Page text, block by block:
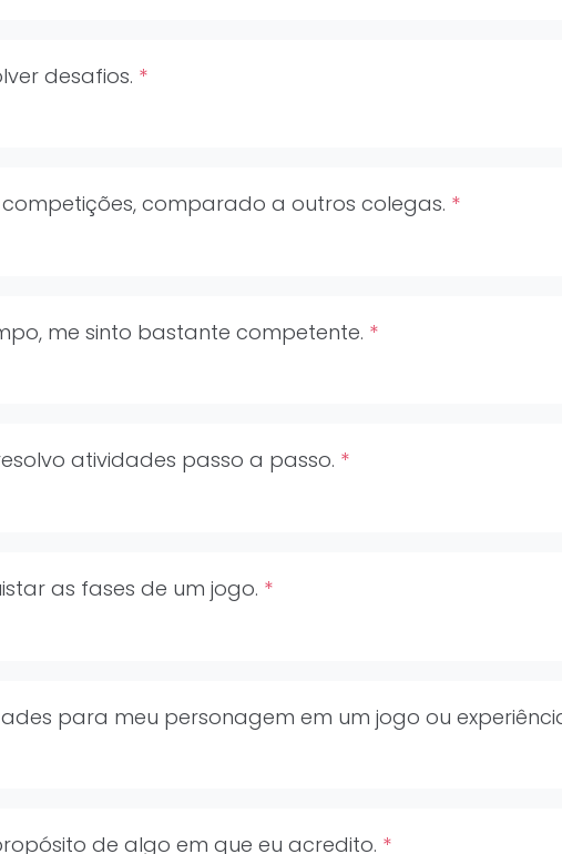
desafios. *
comparado a outros colegas. *
me sinto bastante competente. *
atividades passo a passo. *
as fases de um jogo. *
para meu personagem em um jogo ou
de algo em que eu acredito. *